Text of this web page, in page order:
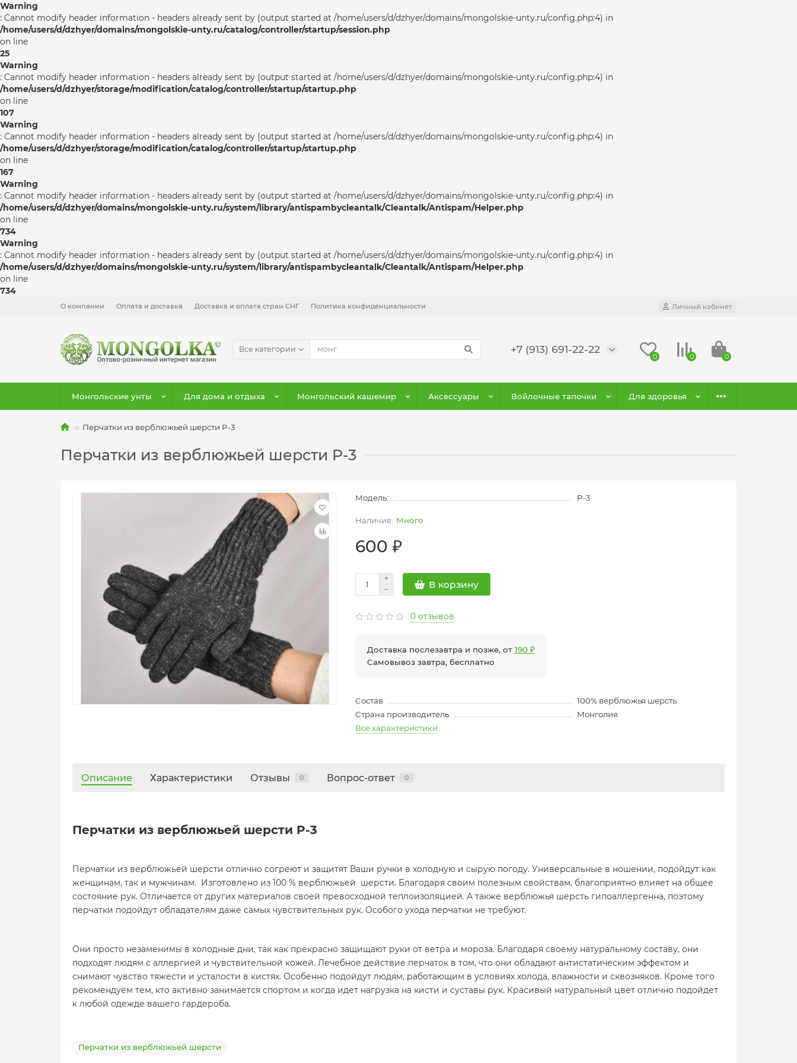
Warning
: Cannot modify header information - headers already sent by (output started at /home/users/d/dzhyer/domains/mongolskie-unty.ru/config.php:4) in
/home/users/d/dzhyer/domains/mongolskie-unty.ru/catalog/controller/startup/session.php
on line
25
Warning
: Cannot modify header information - headers already sent by (output started at /home/users/d/dzhyer/domains/mongolskie-unty.ru/config.php:4) in
/home/users/d/dzhyer/storage/modification/catalog/controller/startup/startup.php
on line
107
Warning
: Cannot modify header information - headers already sent by (output started at /home/users/d/dzhyer/domains/mongolskie-unty.ru/config.php:4) in
/home/users/d/dzhyer/storage/modification/catalog/controller/startup/startup.php
on line
167
Warning
: Cannot modify header information - headers already sent by (output started at /home/users/d/dzhyer/domains/mongolskie-unty.ru/config.php:4) in
/home/users/d/dzhyer/domains/mongolskie-unty.ru/system/library/antispambycleantalk/Cleantalk/Antispam/Helper.php
on line
734
Warning
: Cannot modify header information - headers already sent by (output started at /home/users/d/dzhyer/domains/mongolskie-unty.ru/config.php:4) in
/home/users/d/dzhyer/domains/mongolskie-unty.ru/system/library/antispambycleantalk/Cleantalk/Antispam/Helper.php
on line
734
О компании Оплата и доставка Доставка и оплата стран СНГ Политика конфиденциальности Личный кабинет
Все категории +7 (913) 691-22-22
0 0 0
Монгольские унты Для дома и отдыха Монгольский кашемир Аксессуары Войлочные тапочки Для здоровья
Перчатки из верблюжьей шерсти P-3
Перчатки из верблюжьей шерсти P-3
Модель: P-3
Много
600 ₽
В корзину
0 отзывов
Доставка послезавтра и позже, от 190 ₽
Самовывоз завтра, бесплатно
Состав
100% верблюжья шерсть
Страна производитель
Монголия
Все характеристики
Описание Характеристики Отзывы 0 Вопрос-ответ 0
Перчатки из верблюжьей шерсти P-3
Перчатки из верблюжьей шерсти отлично согреют и защитят Ваши ручки в холодную и сырую погоду. Универсальные в ношении, подойдут как
женщинам, так и мужчинам. Изготовлено из 100 % верблюжьей шерсти. Благодаря своим полезным свойствам, благоприятно влияет на общее
состояние рук. Отличается от других материалов своей превосходной теплоизоляцией. А также верблюжья шерсть гипоаллергенна, поэтому
перчатки подойдут обладателям даже самых чувствительных рук. Особого ухода перчатки не требуют.
Они просто незаменимы в холодные дни, так как прекрасно защищают руки от ветра и мороза. Благодаря своему натуральному составу, они
подходят людям с аллергией и чувствительной кожей. Лечебное действие перчаток в том, что они обладают антистатическим эффектом и
снимают чувство тяжести и усталости в кистях. Особенно подойдут людям, работающим в условиях холода, влажности и сквозняков. Кроме того
рекомендуем тем, кто активно занимается спортом и когда идет нагрузка на кисти и суставы рук. Красивый натуральный цвет отлично подойдет
к любой одежде вашего гардероба.
Перчатки из верблюжьей шерсти